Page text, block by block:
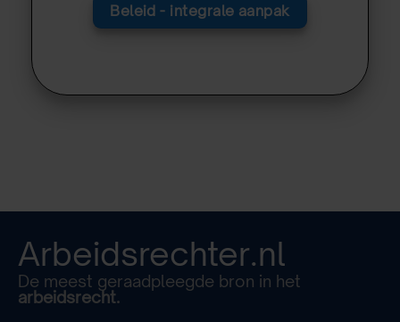
Beleid - integrale aanpak
Arbeidsrechter.nl
De meest geraadpleegde bron in het
arbeidsrecht.